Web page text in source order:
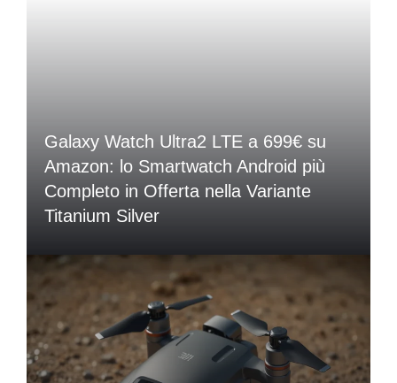
Galaxy Watch Ultra2 LTE a 699€ su
Amazon: lo Smartwatch Android più
Completo in Offerta nella Variante
Titanium Silver